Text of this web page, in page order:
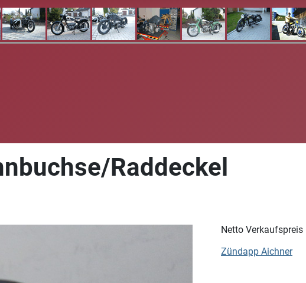
Raddeckel
Netto Verkaufspreis
Zündapp Aichner